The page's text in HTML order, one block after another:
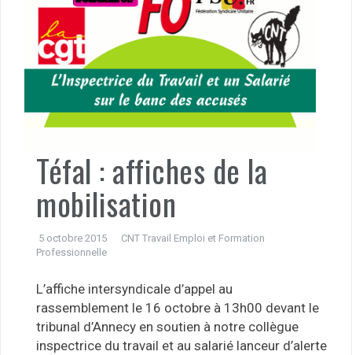
Téfal : affiches de la
mobilisation
5 octobre 2015
CNT Travail Emploi et Formation
Professionnelle
L’affiche intersyndicale d’appel au
rassemblement le 16 octobre à 13h00 devant le
tribunal d’Annecy en soutien à notre collègue
inspectrice du travail et au salarié lanceur d’alerte